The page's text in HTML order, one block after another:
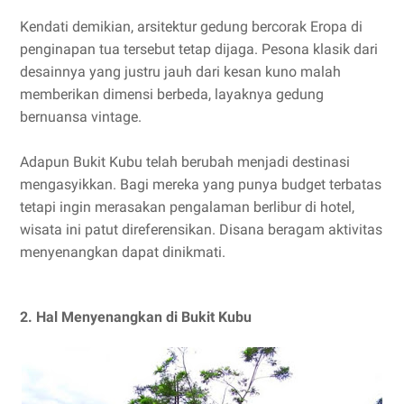
Kendati demikian, arsitektur gedung bercorak Eropa di
penginapan tua tersebut tetap dijaga. Pesona klasik dari
desainnya yang justru jauh dari kesan kuno malah
memberikan dimensi berbeda, layaknya gedung
bernuansa vintage.
Adapun Bukit Kubu telah berubah menjadi destinasi
mengasyikkan. Bagi mereka yang punya budget terbatas
tetapi ingin merasakan pengalaman berlibur di hotel,
wisata ini patut direferensikan. Disana beragam aktivitas
menyenangkan dapat dinikmati.
2. Hal Menyenangkan di Bukit Kubu